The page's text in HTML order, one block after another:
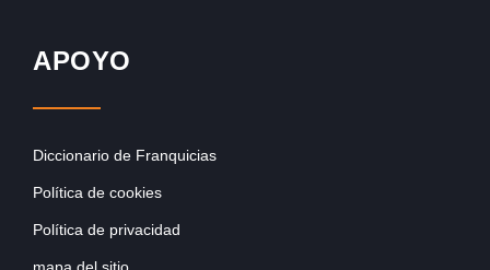
APOYO
Diccionario de Franquicias
Política de cookies
Política de privacidad